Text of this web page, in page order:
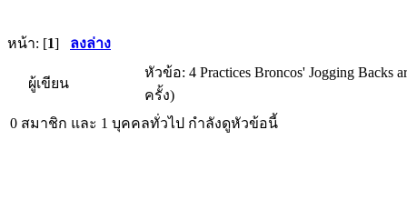
หน้า: [1] ลงล่าง
ผู้เขียน
หัวข้อ: 4 Practices Broncos' Jogging Backs
ครั้ง)
0 สมาชิก และ 1 บุคคลทั่วไป กำลังดูหัวข้อนี้